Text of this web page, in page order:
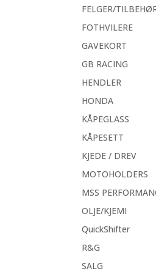
FELGER/
FOTHVILERE
GAVEKORT
GB RACING
HENDLER
HONDA
KÅPEGLASS
KÅPESETT
KJEDE / DREV
MOTOHOLDERS
MSS
OLJE/KJEMI
QuickShifter
R&G
SALG